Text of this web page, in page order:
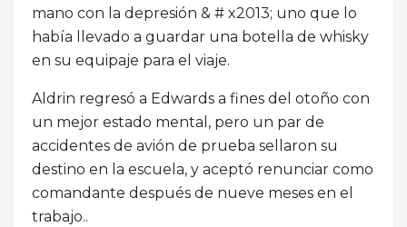
mano con la depresión & # x2013; uno que lo
había llevado a guardar una botella de whisky
en su equipaje para el viaje.
Aldrin regresó a Edwards a fines del otoño con
un mejor estado mental, pero un par de
accidentes de avión de prueba sellaron su
destino en la escuela, y aceptó renunciar como
comandante después de nueve meses en el
trabajo..